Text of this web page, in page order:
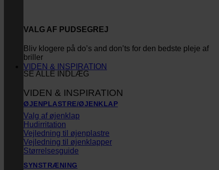
VALG AF PUDSEGREJ
Bliv klogere på do’s and don’ts for den bedste pleje af
briller
SE ALLE INDLÆG
VIDEN & INSPIRATION
VIDEN & INSPIRATION
ØJENPLASTRE/ØJENKLAP
Valg af øjenklap
Hudirritation
Vejledning til øjenplastre
Vejledning til øjenklapper
Størrelsesguide
SYNSTRÆNING